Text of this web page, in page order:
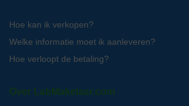
Hoe kan ik verkopen?
Welke informatie moet ik aanleveren?
Hoe verloopt de betaling?
Over LabMakelaar.com